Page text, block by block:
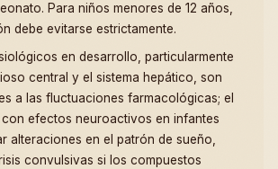
Para niños menores de 12 años,
debe evitarse estrictamente.
en desarrollo, particularmente
central y el sistema hepático, son
a las fluctuaciones farmacológicas; el
efectos neuroactivos en infantes
alteraciones en el patrón de sueño,
convulsivas si los compuestos